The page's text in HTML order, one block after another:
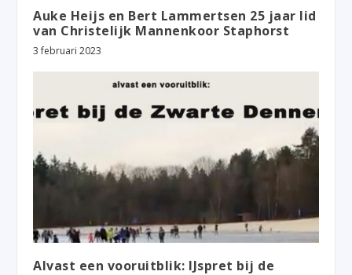
Auke Heijs en Bert Lammertsen 25 jaar lid
van Christelijk Mannenkoor Staphorst
3 februari 2023
Alvast een vooruitblik: IJspret bij de